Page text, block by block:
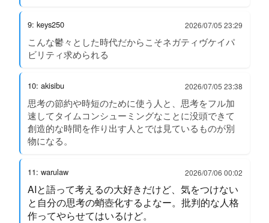
9: keys250 2026/07/05 23:29
こんな鬱々とした時代だからこそネガティヴケイパ
ビリティ求められる
10: akisibu 2026/07/05 23:38
思考の節約や時短のために使う人と、思考をフル加
速してタイムコンシューミングなことに没頭できて
創造的な時間を作り出す人とでは見ているものが別
物になる。
11: warulaw 2026/07/06 00:02
AIと語って考えるの大好きだけど、気をつけない
と自分の思考の蛸壺化するよなー。批判的な人格
作ってやらせてはいるけど。